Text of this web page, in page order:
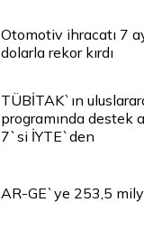
Otomotiv ihracatı 7
dolarla rekor kırdı
TÜBİTAK`ın
programında destek
7`si İYTE`den
AR-GE`ye 253,5